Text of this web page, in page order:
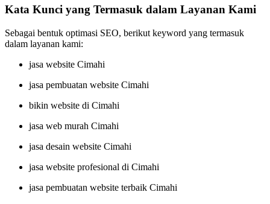
Kata Kunci yang Termasuk dalam Layanan Kami
Sebagai bentuk optimasi SEO, berikut keyword yang termasuk
dalam layanan kami:
jasa website Cimahi
jasa pembuatan website Cimahi
bikin website di Cimahi
jasa web murah Cimahi
jasa desain website Cimahi
jasa website profesional di Cimahi
jasa pembuatan website terbaik Cimahi